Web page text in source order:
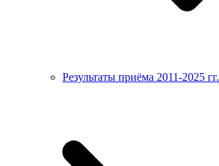
Результаты приёма 2011-2025 гг.